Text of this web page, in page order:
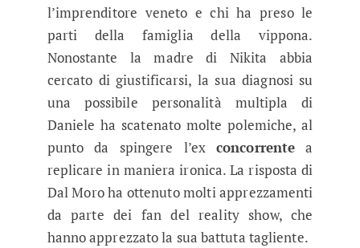
l’imprenditore veneto e chi ha preso le
parti della famiglia della vippona.
Nonostante la madre di Nikita abbia
cercato di giustificarsi, la sua diagnosi su
una possibile personalità multipla di
Daniele ha scatenato molte polemiche, al
punto da spingere l’exconcorrente a
replicare in maniera ironica. La risposta di
Dal Moro ha ottenuto molti apprezzamenti
da parte dei fan del reality show, che
hanno apprezzato la sua battuta tagliente.